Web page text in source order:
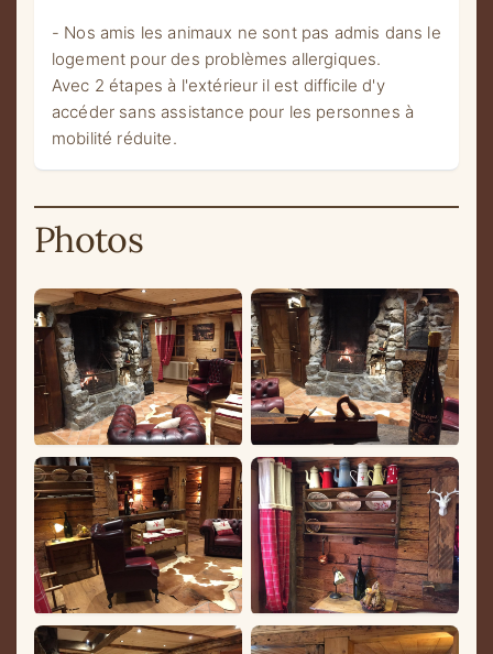
- Nos amis les animaux ne sont pas admis dans le
logement pour des problèmes allergiques.
Avec 2 étapes à l'extérieur il est difficile d'y
accéder sans assistance pour les personnes à
mobilité réduite.
Photos
Galerie photos de Au Bon